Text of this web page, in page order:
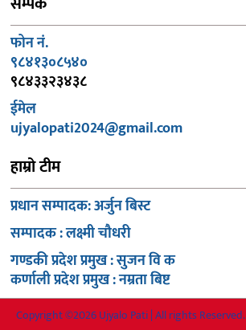
फोन नं.
९८४१३०८५४०
९८४३३२३४३८
ईमेल
ujyalopati2024@gmail.com
हाम्रो टीम
प्रधान सम्पादक: अर्जुन बिस्ट
सम्पादक : लक्ष्मी चौधरी
गण्डकी प्रदेश प्रमुख : सुजन वि क
कर्णाली प्रदेश प्रमुख : नम्रता बिष्ट
Copyright ©2026 Ujyalo Pati | All rights Reserved.